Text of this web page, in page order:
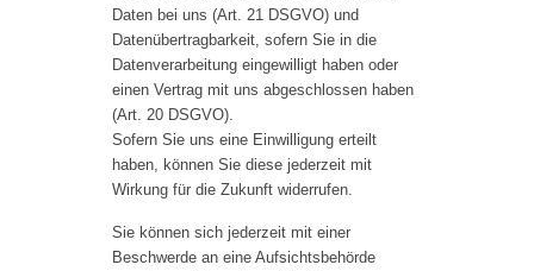
Daten bei uns (Art. 21 DSGVO) und
Datenübertragbarkeit, sofern Sie in die
Datenverarbeitung eingewilligt haben oder
einen Vertrag mit uns abgeschlossen haben
(Art. 20 DSGVO).
Sofern Sie uns eine Einwilligung erteilt
haben, können Sie diese jederzeit mit
Wirkung für die Zukunft widerrufen.
Sie können sich jederzeit mit einer
Beschwerde an eine Aufsichtsbehörde